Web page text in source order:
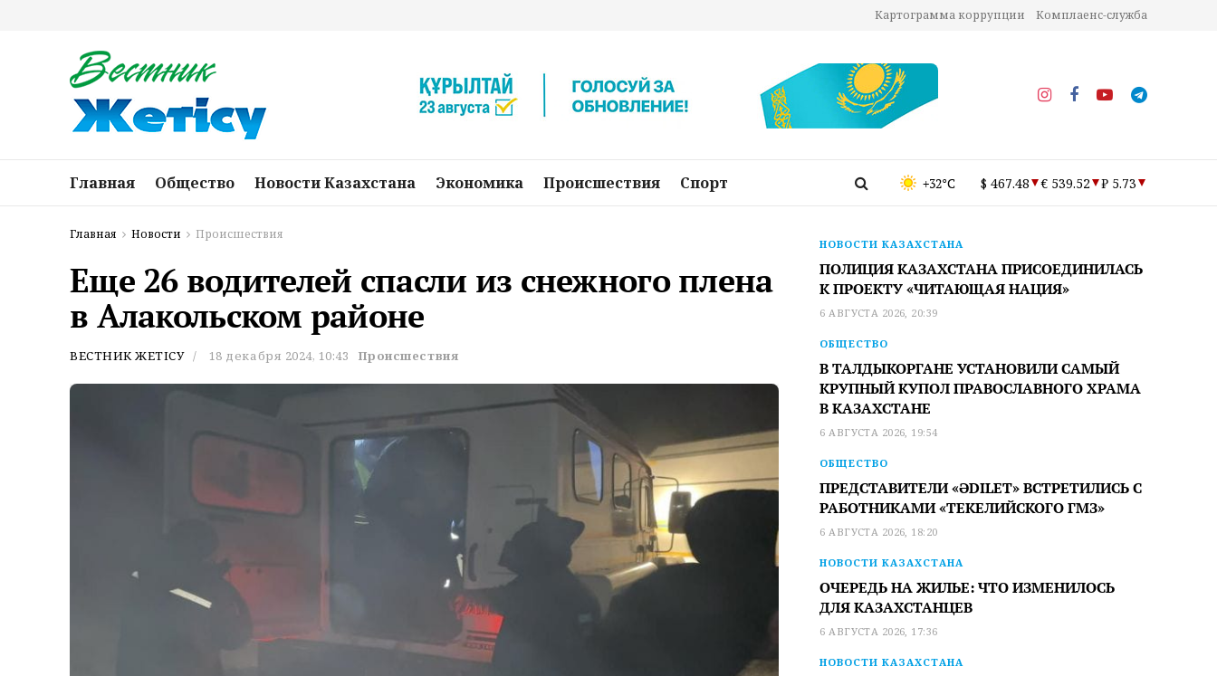
Картограмма коррупции Комплаенс-служба
Главная Общество Новости Казахстана Экономика Происшествия Спорт +32°C $ 467.48 € 539.52 ₽ 5.73
Главная Новости Происшествия
Еще 26 водителей спасли из снежного плена
в Алакольском районе
ВЕСТНИК ЖЕТІСУ 18 декабря 2024, 10:43 Происшествия
НОВОСТИ КАЗАХСТАНА
ПОЛИЦИЯ КАЗАХСТАНА ПРИСОЕДИНИЛАСЬ
К ПРОЕКТУ «ЧИТАЮЩАЯ НАЦИЯ»
6 АВГУСТА 2026, 20:39
ОБЩЕСТВО
В ТАЛДЫКОРГАНЕ УСТАНОВИЛИ САМЫЙ
КРУПНЫЙ КУПОЛ ПРАВОСЛАВНОГО ХРАМА
В КАЗАХСТАНЕ
6 АВГУСТА 2026, 19:54
ОБЩЕСТВО
ПРЕДСТАВИТЕЛИ «ӘDILET» ВСТРЕТИЛИСЬ С
РАБОТНИКАМИ «ТЕКЕЛИЙСКОГО ГМЗ»
6 АВГУСТА 2026, 18:20
НОВОСТИ КАЗАХСТАНА
ОЧЕРЕДЬ НА ЖИЛЬЕ: ЧТО ИЗМЕНИЛОСЬ
ДЛЯ КАЗАХСТАНЦЕВ
6 АВГУСТА 2026, 17:36
НОВОСТИ КАЗАХСТАНА